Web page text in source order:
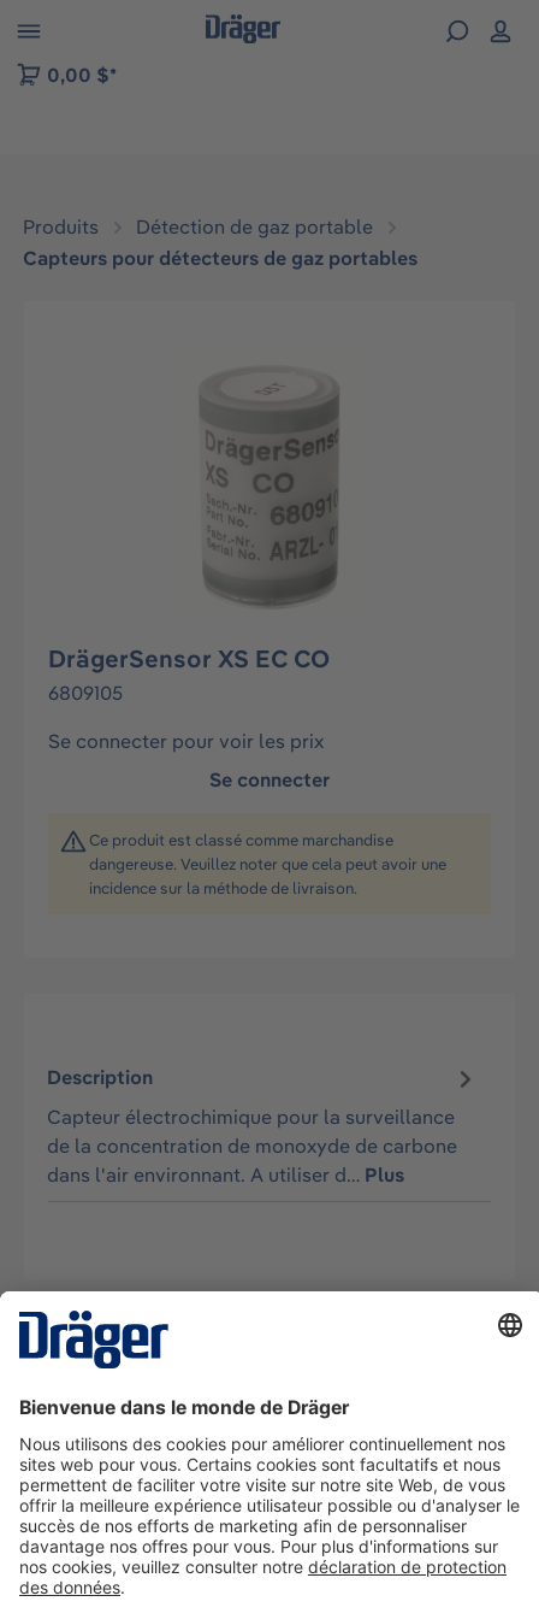
to B2B platform navigation
0,00 $*
Produits
Détection de gaz portable
Capteurs pour détecteurs de gaz portables
DrägerSensor XS EC CO
6809105
Se connecter pour voir les prix
Se connecter
Ce produit est classé comme marchandise
dangereuse. Veuillez noter que cela peut avoir une
incidence sur la méthode de livraison.
Description
Capteur électrochimique pour la surveillance
de la concentration de monoxyde de carbone
dans l'air environnant. A utiliser d… Plus
La technologie
Nous contacter
A propos de Dräger
Informations